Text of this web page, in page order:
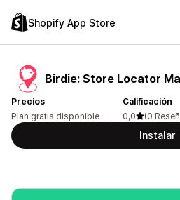
Shopify App Store
Birdie: Store Locator
Precios
Plan gratis disponible
Calificación
0,0
(0
Instalar